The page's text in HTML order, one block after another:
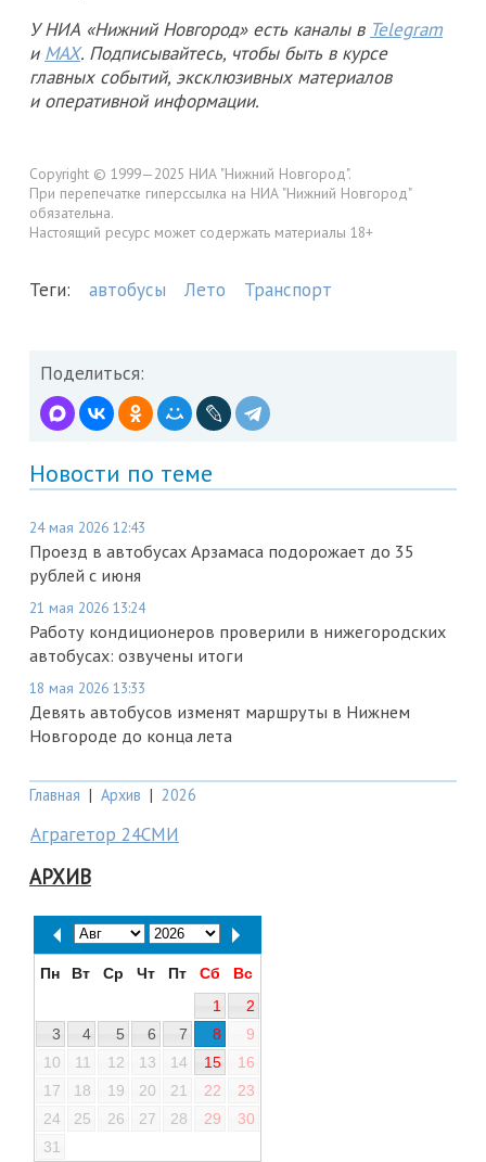
У НИА «Нижний Новгород» есть каналы в Telegram
и MAX. Подписывайтесь, чтобы быть в курсе
главных событий, эксклюзивных материалов
и оперативной информации.
Copyright © 1999—2025 НИА "Нижний Новгород".
При перепечатке гиперссылка на НИА "Нижний Новгород"
обязательна.
Настоящий ресурс может содержать материалы 18+
Теги: автобусы Лето Транспорт
Поделиться:
Новости по теме
24 мая 2026 12:43
Проезд в автобусах Арзамаса подорожает до 35
рублей с июня
21 мая 2026 13:24
Работу кондиционеров проверили в нижегородских
автобусах: озвучены итоги
18 мая 2026 13:33
Девять автобусов изменят маршруты в Нижнем
Новгороде до конца лета
Главная | Архив | 2026
Аграгетор 24СМИ
АРХИВ
Пн Вт Ср Чт Пт Сб
Вс
1
2
3
4 5 6 7 8
9
10
11 12 13 14 15
16
17
18 19 20 21 22
23
24
25 26 27 28 29
30
31